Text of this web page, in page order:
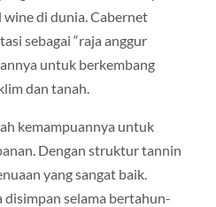
di dunia. Cabernet
sebagai “raja anggur
untuk berkembang
dan tanah.
kemampuannya untuk
Dengan struktur tannin
yang sangat baik.
disimpan selama bertahun-